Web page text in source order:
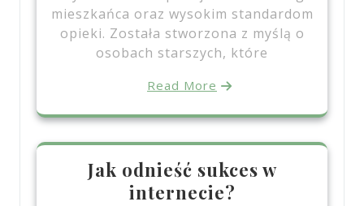
mieszkańca oraz wysokim standardom
opieki. Została stworzona z myślą o
osobach starszych, które
Read More
Jak odnieść sukces w
internecie?